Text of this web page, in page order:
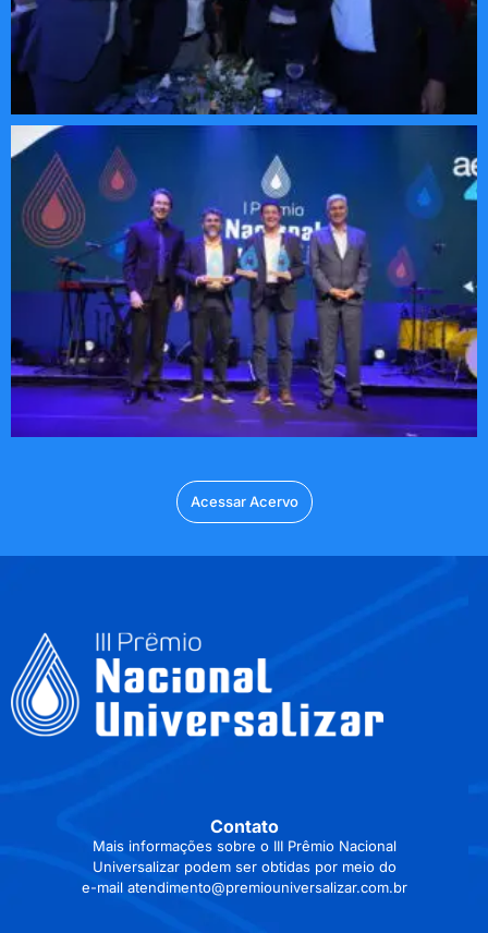
Acessar Acervo
Contato
Mais informações sobre o III Prêmio Nacional
Universalizar podem ser obtidas por meio do
e-mail atendimento@premiouniversalizar.com.br